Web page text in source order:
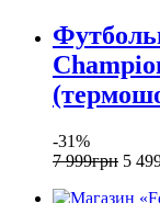
-31%
7 999грн 5